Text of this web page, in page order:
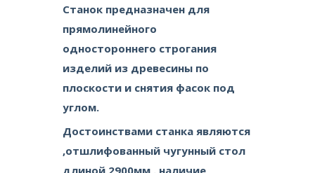
Станок предназначен для
прямолинейного
одностороннего строгания
изделий из древесины по
плоскости и снятия фасок под
углом.
Достоинствами станка являются
,отшлифованный чугунный стол
длиной 2900мм , наличие